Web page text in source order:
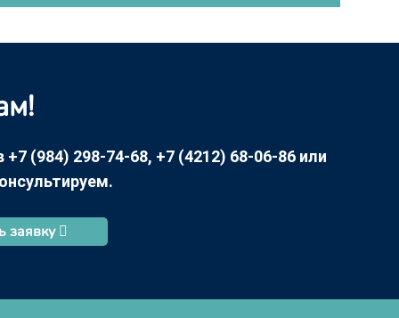
(984) 298-74-68, +7 (4212) 68-06-86 или
заявку